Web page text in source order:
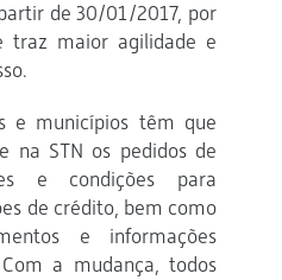
de 30/01/2017, por
traz maior agilidade e
e municípios têm que
na STN os pedidos de
e condições para
de crédito, bem como
e informações
a mudança, todos